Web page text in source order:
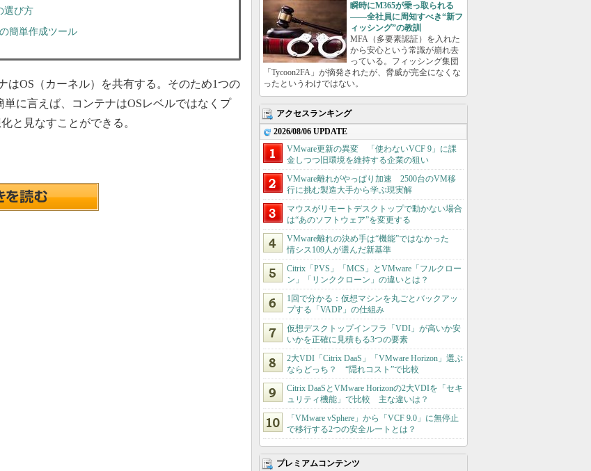
選び方
簡単作成ツール
OS（カーネル）を共有する。そのため1つの
に言えば、コンテナはOSレベルではなくプ
と見なすことができる。
瞬時にM365が乗っ取られる
――全社員に周知すべき“新フ
ィッシング”の教訓
MFA（多要素認証）を入れた
から安心という常識が崩れ去
っている。フィッシング集団
「Tycoon2FA」が摘発されたが、脅威が完全になくな
ったというわけではない。
アクセスランキング
2026/08/06 UPDATE
VMware更新の異変 「使わないVCF 9」に課
金しつつ旧環境を維持する企業の狙い
VMware離れがやっぱり加速 2500台のVM移
行に挑む製造大手から学ぶ現実解
マウスがリモートデスクトップで動かない場合
は“あのソフトウェア”を変更する
VMware離れの決め手は“機能”ではなかった
情シス109人が選んだ新基準
Citrix「PVS」「MCS」とVMware「フルクロー
ン」「リンククローン」の違いとは？
1回で分かる：仮想マシンを丸ごとバックアッ
プする「VADP」の仕組み
仮想デスクトップインフラ「VDI」が高いか安
いかを正確に見積もる3つの要素
2大VDI「Citrix DaaS」「VMware Horizon」選ぶ
ならどっち？ “隠れコスト”で比較
Citrix DaaSとVMware Horizonの2大VDIを「セキ
ュリティ機能」で比較 主な違いは？
「VMware vSphere」から「VCF 9.0」に無停止
で移行する2つの安全ルートとは？
プレミアムコンテンツ